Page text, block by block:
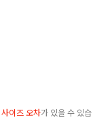
사이즈 오차가 있을 수 있습